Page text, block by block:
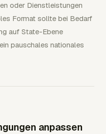
oder Dienstleistungen
Format sollte bei Bedarf
auf State-Ebene
pauschales nationales
anpassen